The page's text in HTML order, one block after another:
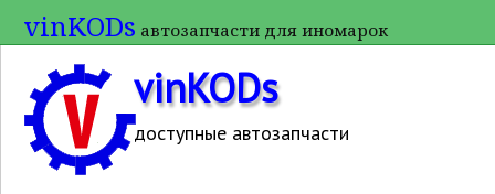
vinKODs автозапчасти для иномарок
vinKODs
доступные автозапчасти